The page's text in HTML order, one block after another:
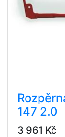
147 2.0
3 961 Kč